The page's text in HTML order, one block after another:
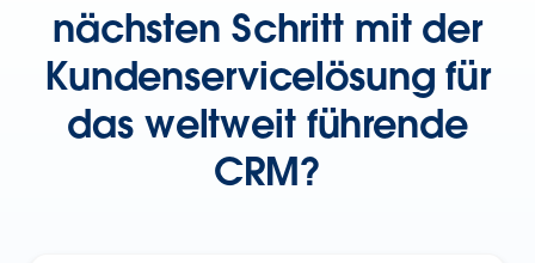
nächsten Schritt mit der
Kundenservicelösung für
das weltweit führende
CRM?